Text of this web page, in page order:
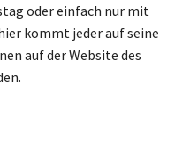
oder einfach nur mit
kommt jeder auf seine
auf der Website des